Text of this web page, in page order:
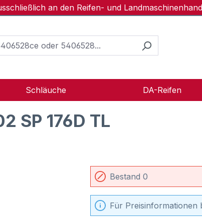
an den Reifen- und
Schläuche DA-Reifen
SP 176D TL
Bestand 0
Für Preisinformationen